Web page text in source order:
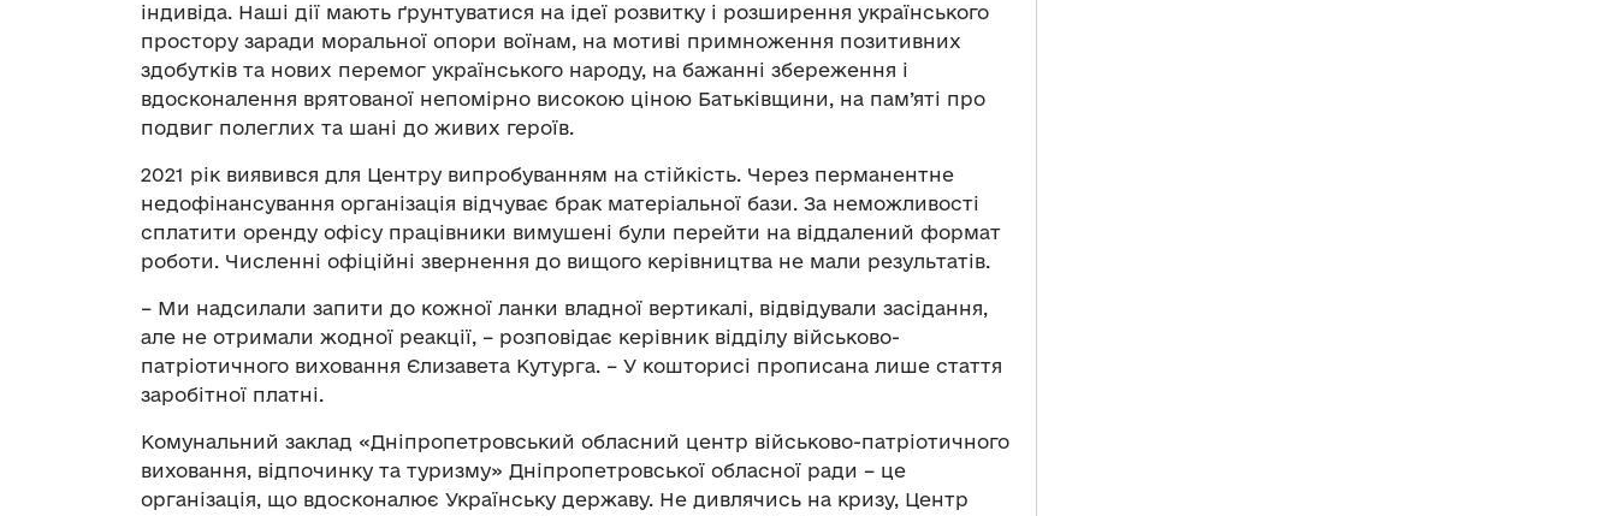
індивіда. Наші дії мають ґрунтуватися на ідеї розвитку і розширення українського
простору заради моральної опори воїнам, на мотиві примноження позитивних
здобутків та нових перемог українського народу, на бажанні збереження і
вдосконалення врятованої непомірно високою ціною Батьківщини, на пам’яті про
подвиг полеглих та шані до живих героїв.
2021 рік виявився для Центру випробуванням на стійкість. Через перманентне
недофінансування організація відчуває брак матеріальної бази. За неможливості
сплатити оренду офісу працівники вимушені були перейти на віддалений формат
роботи. Численні офіційні звернення до вищого керівництва не мали результатів.
– Ми надсилали запити до кожної ланки владної вертикалі, відвідували засідання,
але не отримали жодної реакції, – розповідає керівник відділу військово-
патріотичного виховання Єлизавета Кутурга. – У кошторисі прописана лише стаття
заробітної платні.
Комунальний заклад «Дніпропетровський обласний центр військово-патріотичного
виховання, відпочинку та туризму» Дніпропетровської обласної ради – це
організація, що вдосконалює Українську державу. Не дивлячись на кризу, Центр